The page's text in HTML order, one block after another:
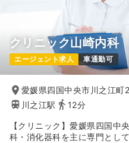
クリニック山崎内科
エージェント求人 車通勤可
愛媛県四国中央市川之江町
川之江駅
12分
【クリニック】愛媛県四国中
科・消化器科を主に専門として